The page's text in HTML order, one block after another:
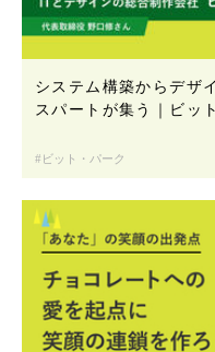
システム構築からデザ
スパートが集う｜ビッ
ビット・パーク